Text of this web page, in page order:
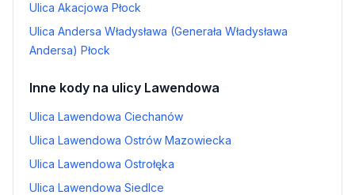
Ulica Akacjowa Płock
Ulica Andersa Władysława (Generała Władysława
Andersa) Płock
Inne kody na ulicy Lawendowa
Ulica Lawendowa Ciechanów
Ulica Lawendowa Ostrów Mazowiecka
Ulica Lawendowa Ostrołęka
Ulica Lawendowa Siedlce